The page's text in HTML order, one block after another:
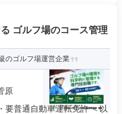
ゴルフ場のコース管理
のゴルフ場運営企業
原
要普通自動車運転免許 ＜以